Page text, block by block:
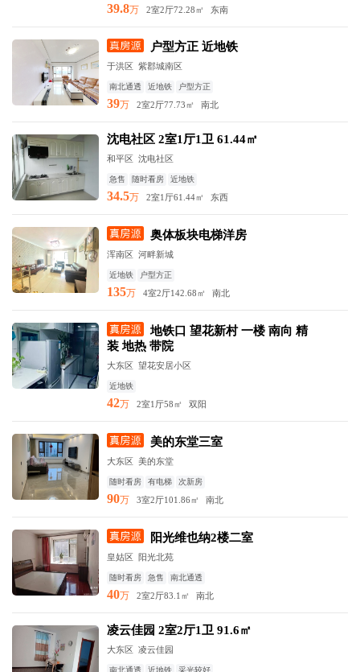
39.8万 2室2厅72.28㎡ 东南
户型方正 近地铁
于洪区 紫郡城南区
南北通透 近地铁 户型方正
39万 2室2厅77.73㎡ 南北
沈电社区 2室1厅1卫 61.44㎡
和平区 沈电社区
急售 随时看房 近地铁
34.5万 2室1厅61.44㎡ 东西
奥体板块电梯洋房
浑南区 河畔新城
近地铁 户型方正
135万 4室2厅142.68㎡ 南北
地铁口 望花新村 一楼 南向 精
装 地热 带院
大东区 望花安居小区
近地铁
42万 2室1厅58㎡ 双阳
美的东堂三室
大东区 美的东堂
随时看房 有电梯 次新房
90万 3室2厅101.86㎡ 南北
阳光维也纳2楼二室
皇姑区 阳光北苑
随时看房 急售 南北通透
40万 2室2厅83.1㎡ 南北
凌云佳园 2室2厅1卫 91.6㎡
大东区 凌云佳园
南北通透 近地铁 采光较好